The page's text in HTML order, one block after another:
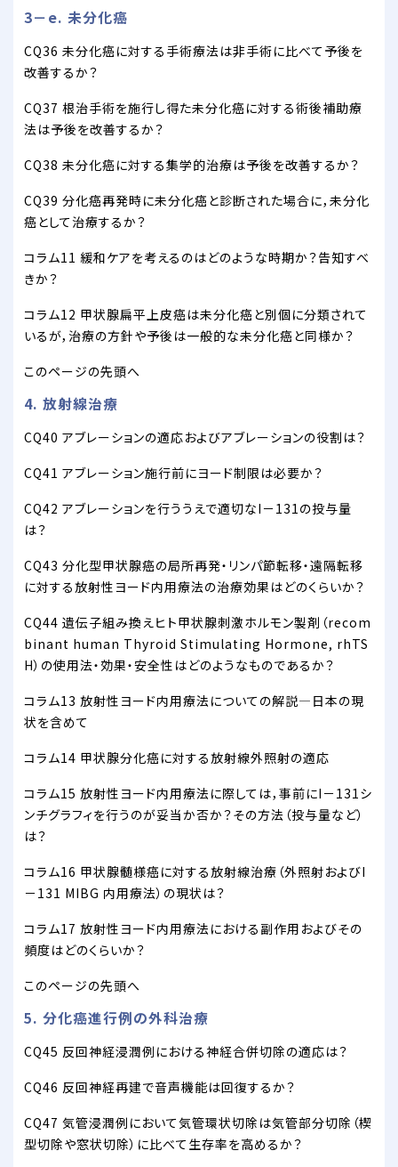
3－e. 未分化癌
CQ36 未分化癌に対する手術療法は非手術に比べて予後を
改善するか？
CQ37 根治手術を施行し得た未分化癌に対する術後補助療
法は予後を改善するか？
CQ38 未分化癌に対する集学的治療は予後を改善するか？
CQ39 分化癌再発時に未分化癌と診断された場合に，未分化
癌として治療するか？
コラム11 緩和ケアを考えるのはどのような時期か？告知すべ
きか？
コラム12 甲状腺扁平上皮癌は未分化癌と別個に分類されて
いるが，治療の方針や予後は一般的な未分化癌と同様か？
このページの先頭へ
4. 放射線治療
CQ40 アブレーションの適応およびアブレーションの役割は？
CQ41 アブレーション施行前にヨード制限は必要か？
CQ42 アブレーションを行ううえで適切なI－131の投与量
は？
CQ43 分化型甲状腺癌の局所再発・リンパ節転移・遠隔転移
に対する放射性ヨード内用療法の治療効果はどのくらいか？
CQ44 遺伝子組み換えヒト甲状腺刺激ホルモン製剤（recom
binant human Thyroid Stimulating Hormone, rhTS
H）の使用法・効果・安全性はどのようなものであるか？
コラム13 放射性ヨード内用療法についての解説―日本の現
状を含めて
コラム14 甲状腺分化癌に対する放射線外照射の適応
コラム15 放射性ヨード内用療法に際しては，事前にI－131シ
ンチグラフィを行うのが妥当か否か？その方法（投与量など）
は？
コラム16 甲状腺髄様癌に対する放射線治療（外照射およびI
－131 MIBG 内用療法）の現状は？
コラム17 放射性ヨード内用療法における副作用およびその
頻度はどのくらいか？
このページの先頭へ
5. 分化癌進行例の外科治療
CQ45 反回神経浸潤例における神経合併切除の適応は？
CQ46 反回神経再建で音声機能は回復するか？
CQ47 気管浸潤例において気管環状切除は気管部分切除（楔
型切除や窓状切除）に比べて生存率を高めるか？